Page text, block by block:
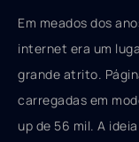
Em meados dos
internet era um
grande atrito.
carregadas em
up de 56 mil. A